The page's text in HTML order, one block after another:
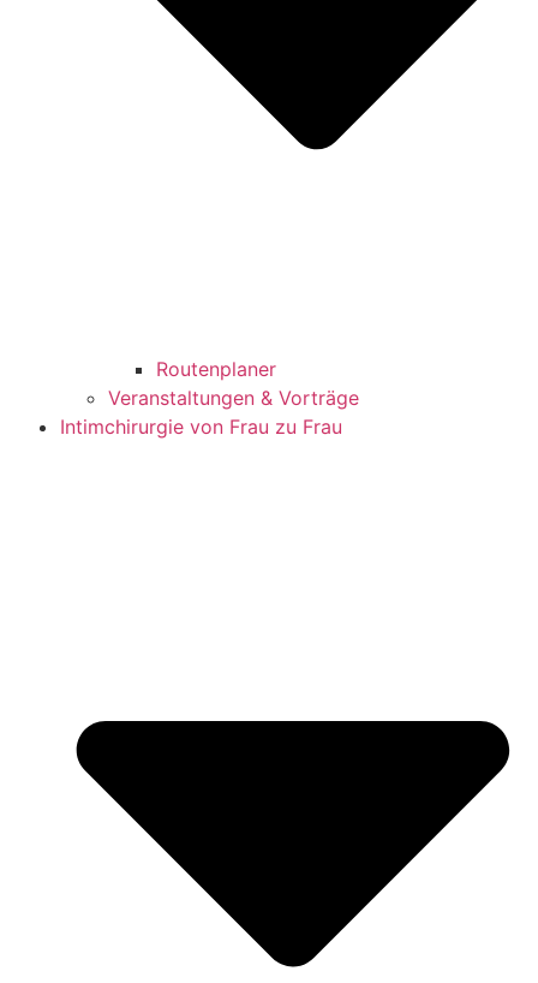
Routenplaner
Veranstaltungen & Vorträge
Intimchirurgie von Frau zu Frau